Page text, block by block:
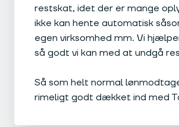
restskat, idet der er mange
ikke kan hente automatisk
egen virksomhed mm. Vi
så godt vi kan med at undgå
Så som helt normal
rimeligt godt dækket ind med